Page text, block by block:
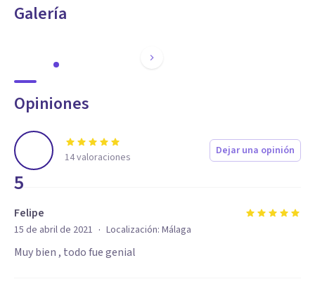
Galería
Opiniones
5
14valoraciones Dejar una opinión
Felipe
15 de abril de 2021 · Localización: Málaga
Muy bien , todo fue genial